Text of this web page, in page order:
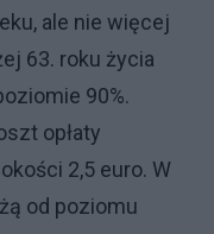
ale nie więcej
63. roku życia
90%.
opłaty
2,5 euro. W
od poziomu